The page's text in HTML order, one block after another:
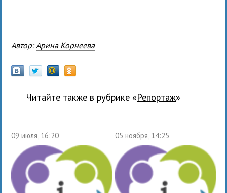
Автор: Арина Корнеева
Читайте также в рубрике « Репортаж»
09 июля, 16:20 05 ноября, 14:25